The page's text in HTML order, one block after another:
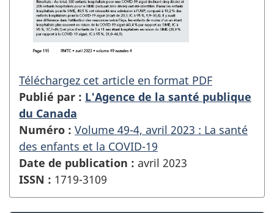
Téléchargez cet article en format PDF
Publié par : L'Agence de la santé publique
du Canada
Numéro : Volume 49-4, avril 2023 : La santé
des enfants et la COVID-19
Date de publication : avril 2023
ISSN : 1719-3109